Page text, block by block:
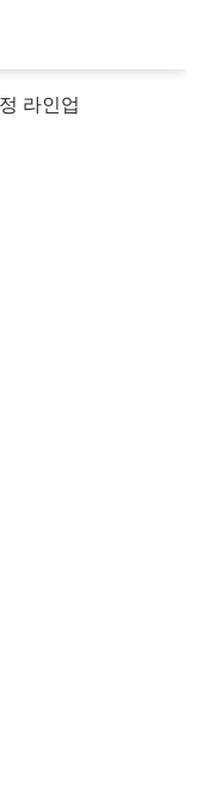
라인업